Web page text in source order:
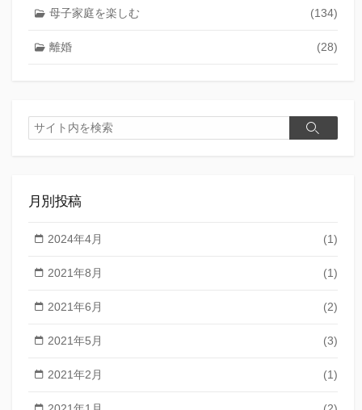
母子家庭を楽しむ (134)
離婚 (28)
検
索
検
月別投稿
2024年4月 (1)
2021年8月 (1)
2021年6月 (2)
2021年5月 (3)
2021年2月 (1)